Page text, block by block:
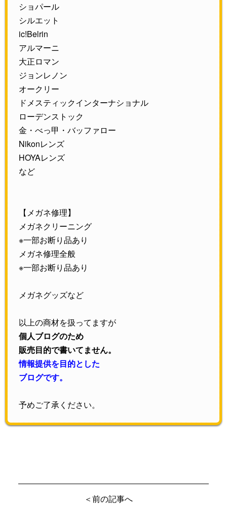
ショパール
シルエット
ic!Belrin
アルマーニ
大正ロマン
ジョンレノン
オークリー
ドメスティックインターナショナル
ローデンストック
金・べっ甲・バッファロー
Nikonレンズ
HOYAレンズ
など
【メガネ修理】
メガネクリーニング
※一部お断り品あり
メガネ修理全般
※一部お断り品あり
メガネグッズなど
以上の商材を扱ってますが
個人ブログのため
販売目的で書いてません。
情報提供を目的とした
ブログです。
予めご了承ください。
＜前の記事へ